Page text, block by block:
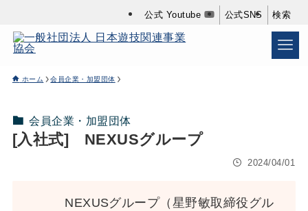
公式 Youtube 公式SNS 検索
ホーム 会員企業・加盟団体
会員企業・加盟団体
[入社式] NEXUSグループ
2024/04/01
NEXUSグループ（星野敏取締役グル